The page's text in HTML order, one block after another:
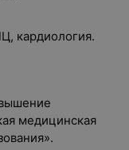
кардиология.
медицинская